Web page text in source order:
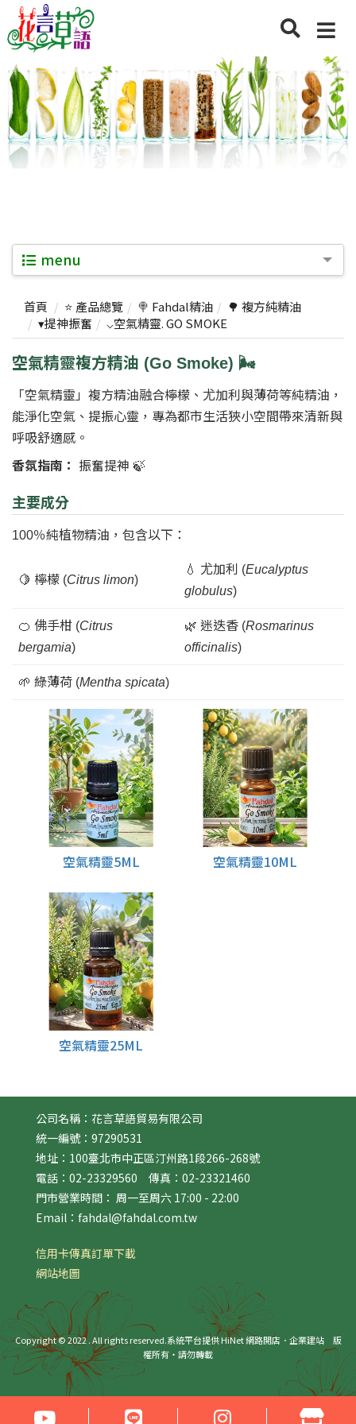
menu
首頁 ⭐ 產品總覽 🍭 Fahdal精油
🌳 複方純精油
▾提神振奮
⌵空氣精靈. GO SMOKE
空氣精靈複方精油 (Go Smoke) 🌬️
「空氣精靈」複方精油融合檸檬、尤加利與薄荷等純精油，
能淨化空氣、提振心靈，專為都市生活狹小空間帶來清新與
呼吸舒適感。
香氛指南： 振奮提神 🍃
主要成分
100％純植物精油，包含以下：
🍋 檸檬 (Citrus limon)
💧 尤加利 (Eucalyptus
globulus)
🍊 佛手柑 (Citrus
bergamia)
🌿 迷迭香 (Rosmarinus
officinalis)
🌱 綠薄荷 (Mentha spicata)
空氣精靈5ML 空氣精靈10ML
空氣精靈25ML
公司名稱：花言草語貿易有限公司
統一編號：97290531
地址：100臺北市中正區汀州路1段266-268號
電話：02-23329560 傳真：02-23321460
門市營業時間： 周一至周六 17:00 - 22:00
Email：fahdal@fahdal.com.tw
信用卡傳真訂單下載
網站地圖
Copyright © 2022 . All rights reserved.系統平台提供 HiNet 網路開店．企業建站版
權所有‧請勿轉載